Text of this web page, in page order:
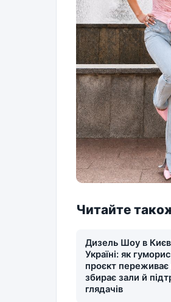
Читайте
Дизель Шоу в
Україні: як
проєкт переживає
збирає зали й
глядачів